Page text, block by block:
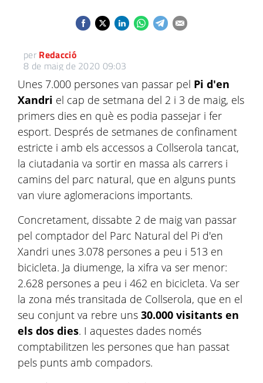
per Redacció
8 de maig de 2020 09:03
Unes 7.000 persones van passar pel Pi d'en
Xandri el cap de setmana del 2 i 3 de maig, els
primers dies en què es podia passejar i fer
esport. Després de setmanes de confinament
estricte i amb els accessos a Collserola tancat,
la ciutadania va sortir en massa als carrers i
camins del parc natural, que en alguns punts
van viure aglomeracions importants.
Concretament, dissabte 2 de maig van passar
pel comptador del Parc Natural del Pi d'en
Xandri unes 3.078 persones a peu i 513 en
bicicleta. Ja diumenge, la xifra va ser menor:
2.628 persones a peu i 462 en bicicleta. Va ser
la zona més transitada de Collserola, que en el
seu conjunt va rebre uns 30.000 visitants en
els dos dies. I aquestes dades només
comptabilitzen les persones que han passat
pels punts amb compadors.